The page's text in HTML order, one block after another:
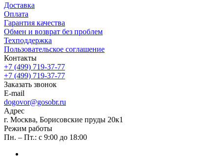
Доставка
Оплата
Гарантия качества
Обмен и возврат без проблем
Техподдержка
Пользовательское соглашение
Контакты
+7 (499) 719-37-77
+7 (499) 719-37-77
Заказать звонок
E-mail
dogovor@gosobr.ru
Адрес
г. Москва, Борисовские пруды 20к1
Режим работы
Пн. – Пт.: с 9:00 до 18:00